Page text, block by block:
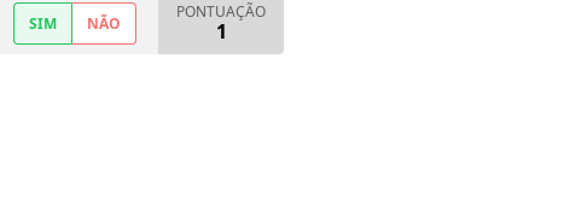
SIM NÃO
PONTUAÇÃO
1